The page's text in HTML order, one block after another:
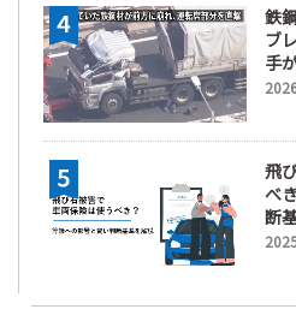
鉄
ブ
手
飛
べ
断